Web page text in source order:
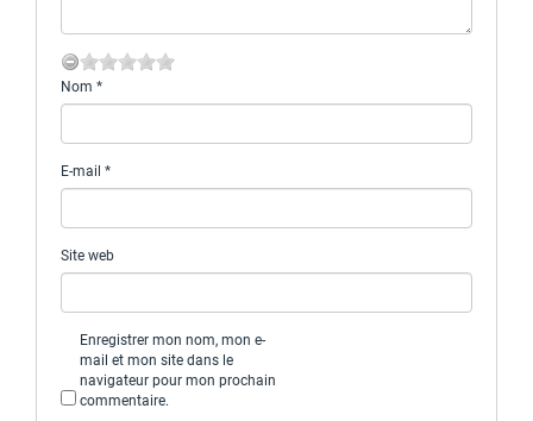
Nom *
E-mail *
Site web
Enregistrer mon nom, mon e-
mail et mon site dans le
navigateur pour mon prochain
commentaire.